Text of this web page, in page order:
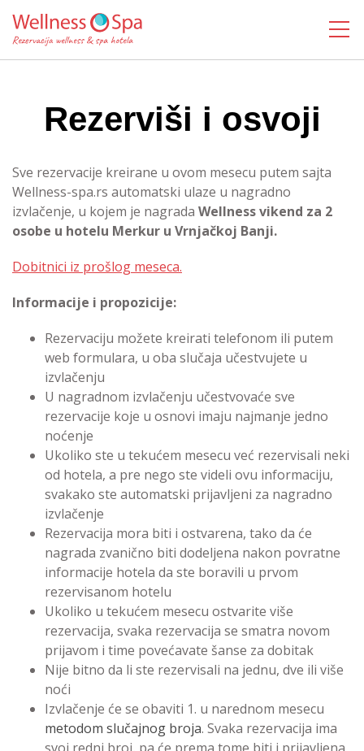
Rezerviši i osvoji
Sve rezervacije kreirane u ovom mesecu putem sajta
Wellness-spa.rs automatski ulaze u nagradno
izvlačenje, u kojem je nagrada Wellness vikend za 2
osobe u hotelu Merkur u Vrnjačkoj Banji.
Dobitnici iz prošlog meseca.
Informacije i propozicije:
Rezervaciju možete kreirati telefonom ili putem
web formulara, u oba slučaja učestvujete u
izvlačenju
U nagradnom izvlačenju učestvovaće sve
rezervacije koje u osnovi imaju najmanje jedno
noćenje
Ukoliko ste u tekućem mesecu već rezervisali neki
od hotela, a pre nego ste videli ovu informaciju,
svakako ste automatski prijavljeni za nagradno
izvlačenje
Rezervacija mora biti i ostvarena, tako da će
nagrada zvanično biti dodeljena nakon povratne
informacije hotela da ste boravili u prvom
rezervisanom hotelu
Ukoliko u tekućem mesecu ostvarite više
rezervacija, svaka rezervacija se smatra novom
prijavom i time povećavate šanse za dobitak
Nije bitno da li ste rezervisali na jednu, dve ili više
noći
Izvlačenje će se obaviti 1. u narednom mesecu
metodom slučajnog broja. Svaka rezervacija ima